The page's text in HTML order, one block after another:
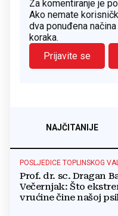
Za komentiranje je
Ako nemate
dva ponuđena
koraka.
Prijavite se
NAJČITANIJE
POSLJEDICE TOPLINSKOG
Prof. dr. sc. Dragan
Večernjak: Što
vrućine čine našoj